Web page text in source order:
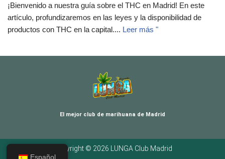
¡Bienvenido a nuestra guía sobre el THC en Madrid! En este
artículo, profundizaremos en las leyes y la disponibilidad de
productos con THC en la capital.... Leer más "
El mejor club de marihuana de Madrid
Copyright © 2026 LUNGA Club Madrid
Español